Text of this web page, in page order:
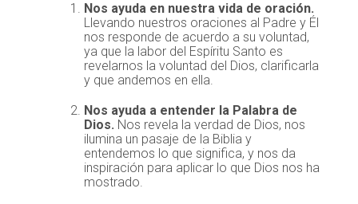
Nos ayuda en nuestra vida de oración.
Llevando nuestros oraciones al Padre y Él
nos responde de acuerdo a su voluntad,
ya que la labor del Espíritu Santo es
revelarnos la voluntad del Dios, clarificarla
y que andemos en ella.
Nos ayuda a entender la Palabra de
Dios. Nos revela la verdad de Dios, nos
ilumina un pasaje de la Biblia y
entendemos lo que significa, y nos da
inspiración para aplicar lo que Dios nos ha
mostrado.